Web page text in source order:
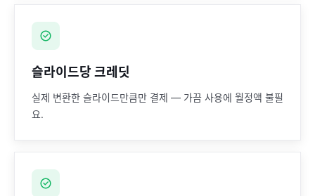
슬라이드당 크레딧
실제 변환한 슬라이드만큼만 결제 — 가끔 사용에 월정액 불필
요.